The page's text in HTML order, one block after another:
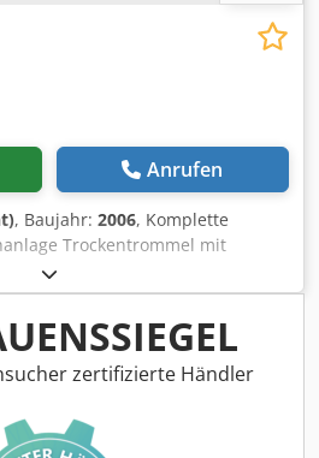
Anrufen
, Baujahr: 2006, Komplette
Trockentrommel mit
Dwsdsxqpvtjpfx Amxea ERMIIS-
160 Tonnen/Stunde
zertifizierte Händler